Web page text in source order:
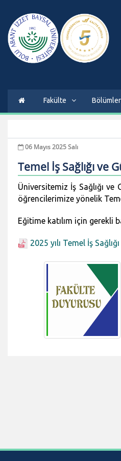
Fakülte
06 Mayıs 2025 Salı
Temel İş Sağlığı ve
Üniversitemiz İş Sağlığı
öğrencilerimize yönelik
Eğitime katılım için gerekli
2025 yılı Temel İş